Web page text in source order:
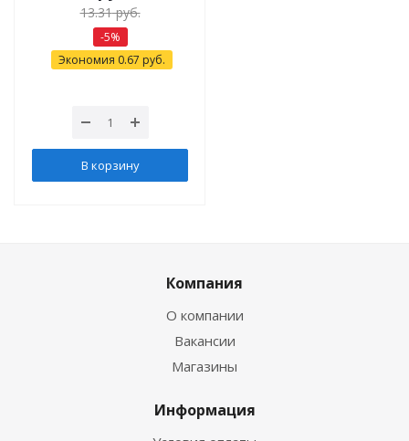
13.31руб.
-5%
Экономия 0.67 руб.
В корзину
Компания
О компании
Вакансии
Магазины
Информация